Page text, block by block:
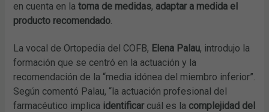
en cuenta en latoma de medidas, adaptar a medida el
producto recomendado.
La vocal de Ortopedia del COFB, Elena Palau, introdujo la
formación que se centró en la actuación y la
recomendación de la “media idónea del miembro inferior”.
Según comentó Palau, “la actuación profesional del
farmacéutico implica identificarcuál es la complejidad del